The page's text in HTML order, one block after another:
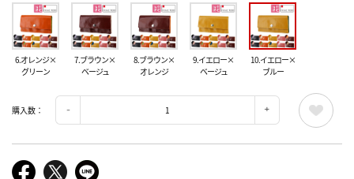
6.オレンジ×
グリーン
7.ブラウン×
ベージュ
8.ブラウン×
オレンジ
9.イエロー×
ベージュ
10.イエロー×
ブルー
購入数：